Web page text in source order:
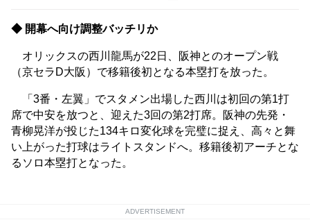
◆ 開幕へ向け調整バッチリか
オリックスの西川龍馬が22日、阪神とのオープン戦
（京セラD大阪）で移籍後初となる本塁打を放った。
「3番・左翼」でスタメン出場した西川は初回の第1打
席で中安を放つと、迎えた3回の第2打席。阪神の先発・
青柳晃洋が投じた134キロ変化球を完璧に捉え、高々と舞
い上がった打球はライトスタンドへ。移籍後初アーチとな
るソロ本塁打となった。
ADVERTISEMENT